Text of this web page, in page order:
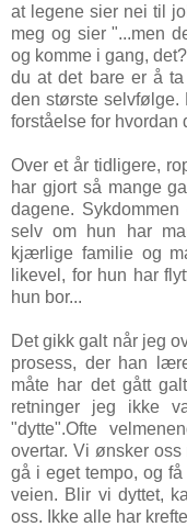
at legene sier nei til
meg og sier "...men
og komme i gang,
du at det bare er å
den største selvfølge.
forståelse for hvordan
Over et år tidligere,
har gjort så mange
dagene.
selv om hun har
kjærlige familie og
likevel, for hun har
hun bor...
Det gikk galt når jeg
prosess, der han
måte har det gått
retninger jeg ikke
"dytte".Ofte
overtar. Vi ønsker
gå i eget tempo, og
veien. Blir vi dyttet,
oss.
Ikke alle har